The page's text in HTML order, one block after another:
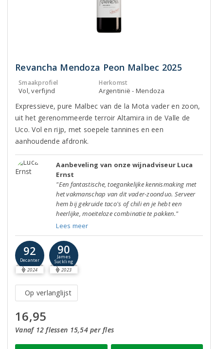
Revancha Mendoza Peon Malbec 2025
Smaakprofiel
Vol, verfijnd
Herkomst
Argentinië - Mendoza
Expressieve, pure Malbec van de la Mota vader en zoon,
uit het gerenommeerde terroir Altamira in de Valle de
Uco. Vol en rijp, met soepele tannines en een
aanhoudende afdronk.
Aanbeveling van onze wijnadviseur Luca
Ernst
"Een fantastische, toegankelijke kennismaking met
het vakmanschap van dit vader-zoonduo. Serveer
hem bij gekruide taco's of chili en je hebt een
heerlijke, moeiteloze combinatie te pakken."
Lees meer
92
Decanter
2024
90
James
Suckling
2023
Op verlanglijst
16,95
Vanaf 12 flessen 15,54 per fles